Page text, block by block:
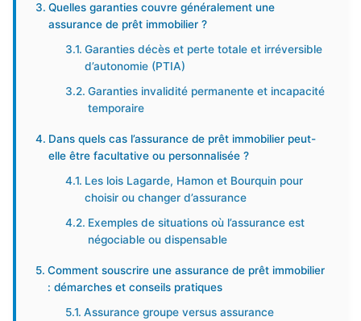
Quelles garanties couvre généralement une
assurance de prêt immobilier ?
Garanties décès et perte totale et irréversible
d’autonomie (PTIA)
Garanties invalidité permanente et incapacité
temporaire
Dans quels cas l’assurance de prêt immobilier peut-
elle être facultative ou personnalisée ?
Les lois Lagarde, Hamon et Bourquin pour
choisir ou changer d’assurance
Exemples de situations où l’assurance est
négociable ou dispensable
Comment souscrire une assurance de prêt immobilier
: démarches et conseils pratiques
Assurance groupe versus assurance